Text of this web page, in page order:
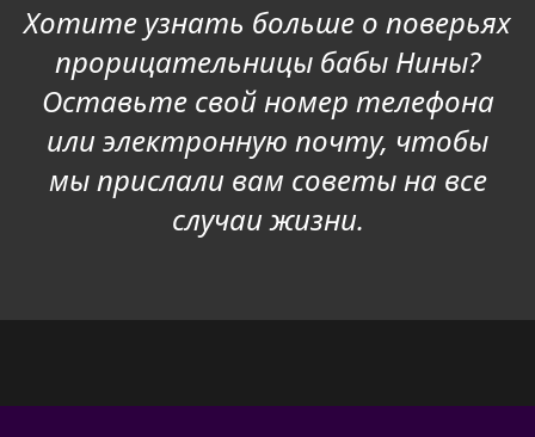
Хотите узнать больше о поверьях
прорицательницы бабы Нины?
Оставьте свой номер телефона
или электронную почту, чтобы
мы прислали вам советы на все
случаи жизни.